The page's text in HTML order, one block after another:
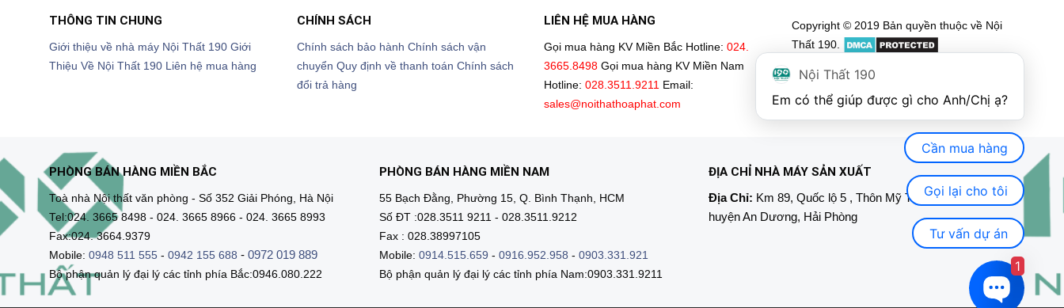
THÔNG TIN CHUNG
Giới thiệu về nhà máy Nội Thất 190 Giới
Thiệu Về Nội Thất 190 Liên hệ mua hàng
CHÍNH SÁCH
Chính sách bảo hành Chính sách vận
chuyển Quy định về thanh toán Chính sách
đổi trả hàng
LIÊN HỆ MUA HÀNG
Gọi mua hàng KV Miền Bắc Hotline: 024.
3665.8498 Gọi mua hàng KV Miền Nam
Hotline: 028.3511.9211 Email:
sales@noithathoaphat.com
Copyright © 2019 Bản quyền thuộc về Nội
Thất 190.
PHÒNG BÁN HÀNG MIỀN BẮC
Toà nhà Nội thất văn phòng - Số 352 Giải Phóng, Hà Nội
Tel:024. 3665 8498 - 024. 3665 8966 - 024. 3665 8993
Fax:024. 3664.9379
Mobile: 0948 511 555 - 0942 155 688 - 0972 019 889
Bộ phận quản lý đại lý các tỉnh phía Bắc:0946.080.222
PHÒNG BÁN HÀNG MIỀN NAM
55 Bạch Đằng, Phường 15, Q. Bình Thạnh, HCM
Số ĐT :028.3511 9211 - 028.3511.9212
Fax : 028.38997105
Mobile: 0914.515.659 - 0916.952.958 - 0903.331.921
Bộ phận quản lý đại lý các tỉnh phía Nam:0903.331.9211
ĐỊA CHỈ NHÀ MÁY SẢN XUẤT
Địa Chỉ: Km 89, Quốc lộ 5 , Thôn Mỹ Tranh, xã Nam Sơn,
huyện An Dương, Hải Phòng
Nội Thất 190
Cần mua hàng
Gọi lại cho tôi
Tư vấn dự án
1